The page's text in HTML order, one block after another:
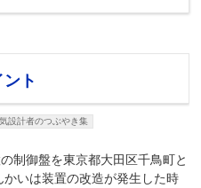
ント
設計者のつぶやき集
制御盤を東京都大田区千鳥町と
いは装置の改造が発生した時